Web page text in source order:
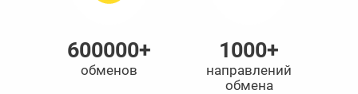
600000+
обменов
1000+
направлений
обмена